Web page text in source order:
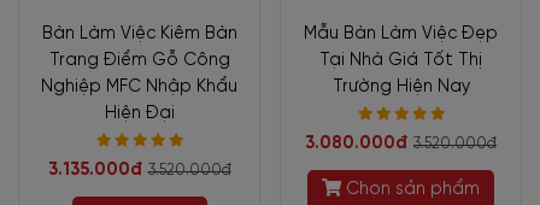
Bàn Làm Việc Kiêm Bàn
Trang Điểm Gỗ Công
Nghiệp MFC Nhập Khẩu
Hiện Đại
3.135.000đ 3.520.000đ
Mẫu Bàn Làm Việc Đẹp
Tại Nhà Giá Tốt Thị
Trường Hiện Nay
3.080.000đ 3.520.000đ
Chọn sản phẩm